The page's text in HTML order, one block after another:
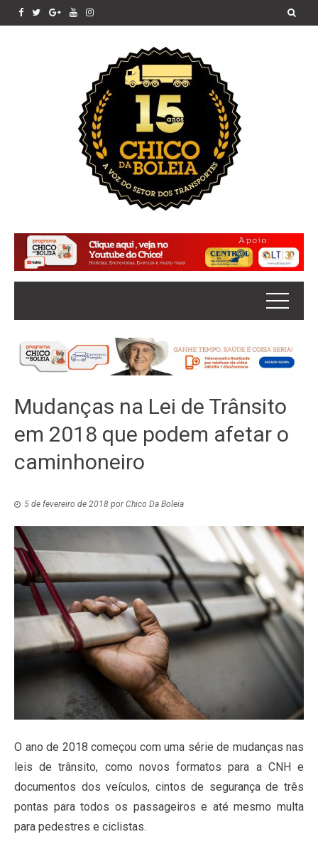
Mudanças na Lei de Trânsito
em 2018 que podem afetar o
caminhoneiro
5 de fevereiro de 2018 porChico Da Boleia
O ano de 2018 começou com uma série de mudanças nas
leis de trânsito, como novos formatos para a CNH e
documentos dos veículos, cintos de segurança de três
pontas para todos os passageiros e até mesmo multa
para pedestres e ciclistas.